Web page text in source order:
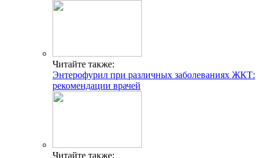
Читайте также:
Энтерофурил при различных заболеваниях ЖКТ:
рекомендации врачей
Читайте также: